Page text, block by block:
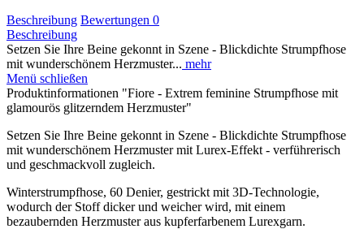
Beschreibung Bewertungen 0
Beschreibung
Setzen Sie Ihre Beine gekonnt in Szene - Blickdichte Strumpfhose
mit wunderschönem Herzmuster... mehr
Menü schließen
Produktinformationen "Fiore - Extrem feminine Strumpfhose mit
glamourös glitzerndem Herzmuster"
Setzen Sie Ihre Beine gekonnt in Szene - Blickdichte Strumpfhose
mit wunderschönem Herzmuster mit Lurex-Effekt - verführerisch
und geschmackvoll zugleich.
Winterstrumpfhose, 60 Denier, gestrickt mit 3D-Technologie,
wodurch der Stoff dicker und weicher wird, mit einem
bezaubernden Herzmuster aus kupferfarbenem Lurexgarn.